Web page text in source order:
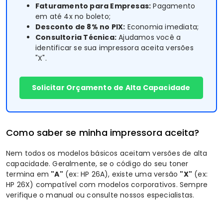
Faturamento para Empresas: Pagamento
em até 4x no boleto;
Desconto de 8% no PIX: Economia imediata;
Consultoria Técnica: Ajudamos você a
identificar se sua impressora aceita versões
"X".
Solicitar Orçamento de Alta Capacidade
Como saber se minha impressora aceita?
Nem todos os modelos básicos aceitam versões de alta
capacidade. Geralmente, se o código do seu toner
termina em "A" (ex: HP 26A), existe uma versão "X" (ex:
HP 26X) compatível com modelos corporativos. Sempre
verifique o manual ou consulte nossos especialistas.